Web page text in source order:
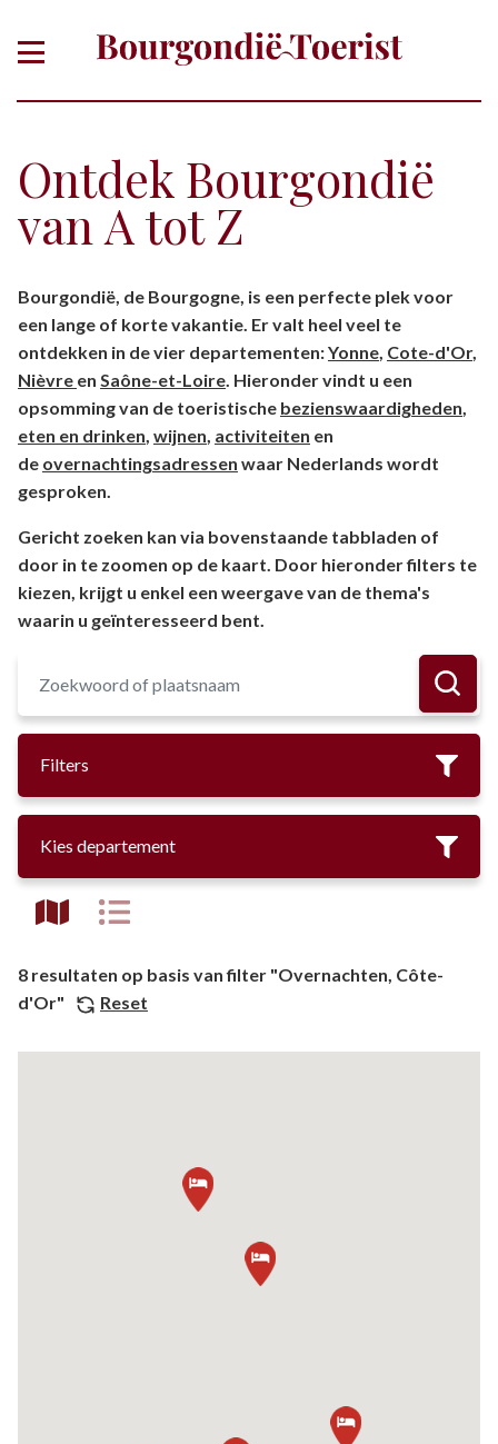
Ontdek Bourgondië
van A tot Z
departement
Bourgondië, de Bourgogne, is een perfecte plek voor
een lange of korte vakantie. Er valt heel veel te
ontdekken in de vier departementen:Yonne, Cote-d'Or,
Nièvre en Saône-et-Loire. Hieronder vindt u een
opsomming van de toeristische bezienswaardigheden,
eten en drinken, wijnen, activiteiten en
de overnachtingsadressen waar Nederlands wordt
gesproken.
Gericht zoeken kan via bovenstaande tabbladen of
door in te zoomen op de kaart. Door hieronder filters te
kiezen, krijgt u enkel een weergave van de thema's
waarin u geïnteresseerd bent.
Filters
Kies departement
8 resultaten op basis van filter "Overnachten, Côte-
d'Or"
Reset